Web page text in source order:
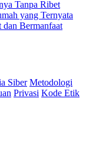
Tanpa Ribet
yang Ternyata
Bermanfaat
Siber Metodologi
Privasi Kode Etik